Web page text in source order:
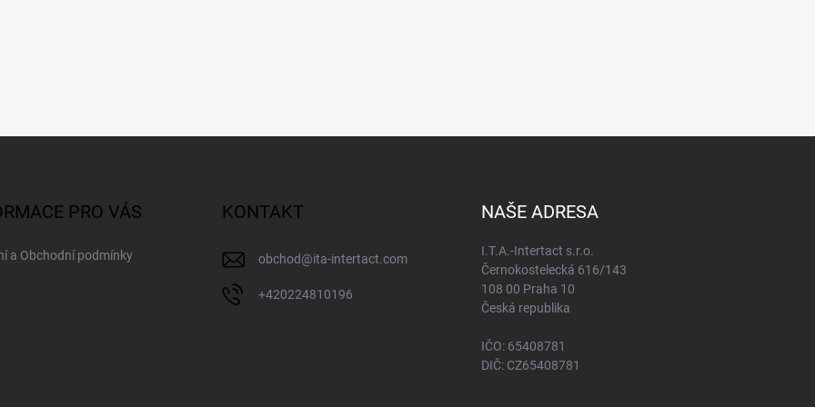
PRO VÁS
a Obchodní podmínky
KONTAKT
obchod@ita-intertact.com
+420224810196
NAŠE ADRESA
I.T.A.-Intertact s.r.o.
Černokostelecká 616/143
108 00 Praha 10
Česká republika
IČO: 65408781
DIČ: CZ65408781